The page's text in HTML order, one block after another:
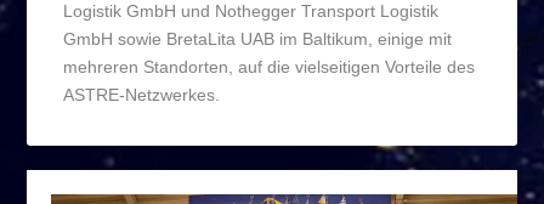
Logistik GmbH und Nothegger Transport Logistik
GmbH sowie BretaLita UAB im Baltikum, einige mit
mehreren Standorten, auf die vielseitigen Vorteile des
ASTRE-Netzwerkes.